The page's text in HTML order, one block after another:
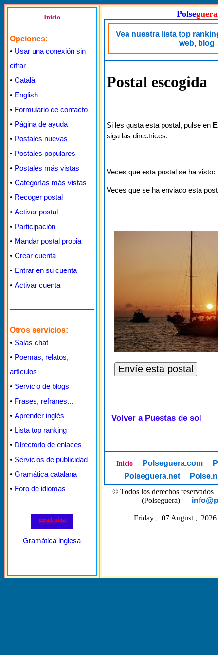
Inicio
Opciones:
• Usar una conexión sin
cifrar
• Català
• English
• Formulario de contacto
• Página de ayuda
• Postales nuevas
• Postales populares
• Postales más vistas
• Categorías más vistas
• Recoger postal
• Activar postal
• Participación
• Mandar postal propia
• Crear cuenta
• Entrar en su cuenta
• Activar cuenta
Otros servicios:
• Salas chat
• Poemas, relatos,
artículos
• Servicio de blogs
• Frases, refranes...
• Aprender inglés
• Lista top ranking
• Directorio de enlaces
• Servicios de publicidad
• Gramática catalana
• Foro de idiomas
Gramática inglesa
Polseguera
Vea nuestra lista top
web, blog
Postal escogida
Si les gusta esta postal, pulse en
siga las directrices.
Veces que esta postal se ha visto:
Veces que se ha enviado esta
Volver a Puestas de sol
Inicio Polseguera.com
Polseguera.net
© Todos los derechos
(Polseguera)
Friday , 07 August ,